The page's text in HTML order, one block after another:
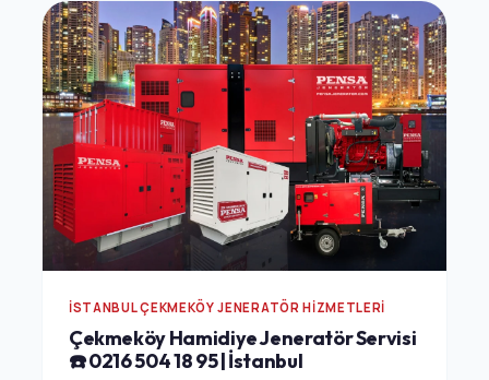
İSTANBUL ÇEKMEKÖY JENERATÖR HIZMETLERI
Çekmeköy Hamidiye Jeneratör Servisi
☎️ 0216 504 18 95 | İstanbul